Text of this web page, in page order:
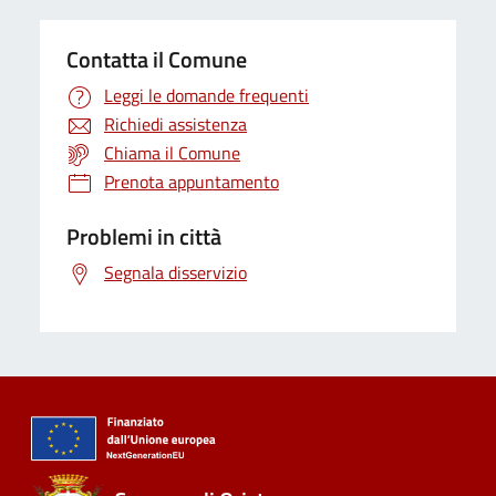
Contatta il Comune
Leggi le domande frequenti
Richiedi assistenza
Chiama il Comune
Prenota appuntamento
Problemi in città
Segnala disservizio